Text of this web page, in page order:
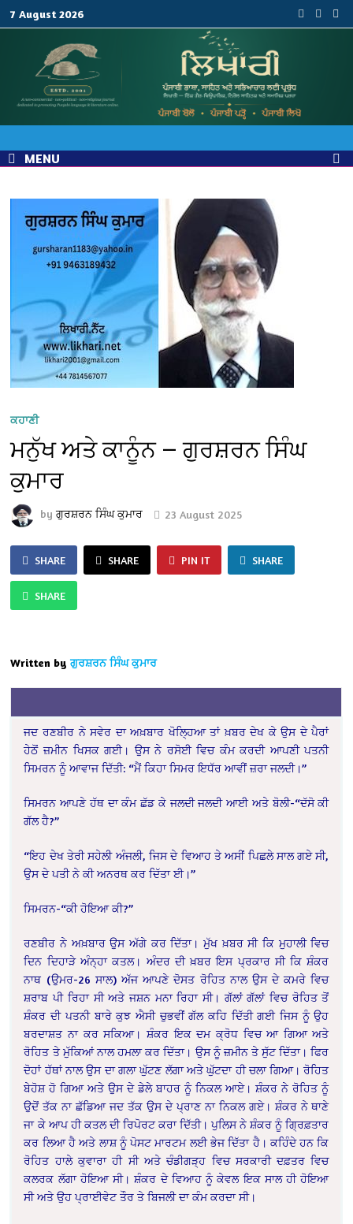
7 August 2026
MENU
ਕਹਾਣੀ
ਮਨੁੱਖ ਅਤੇ ਕਾਨੂੰਨ — ਗੁਰਸ਼ਰਨ ਸਿੰਘ
ਕੁਮਾਰ
byਗੁਰਸ਼ਰਨ ਸਿੰਘ ਕੁਮਾਰ 23 August 2025
SHARE SHARE PIN IT SHARE
SHARE
Written by ਗੁਰਸ਼ਰਨ ਸਿੰਘ ਕੁਮਾਰ
ਜਦ ਰਣਬੀਰ ਨੇ ਸਵੇਰ ਦਾ ਅਖ਼ਬਾਰ ਖੋਲ੍ਹਿਆ ਤਾਂ ਖ਼ਬਰ ਦੇਖ ਕੇ ਉਸ ਦੇ ਪੈਰਾਂ
ਹੇਠੋਂ ਜ਼ਮੀਨ ਖਿਸਕ ਗਈ। ਉਸ ਨੇ ਰਸੋਈ ਵਿਚ ਕੰਮ ਕਰਦੀ ਆਪਣੀ ਪਤਨੀ
ਸਿਮਰਨ ਨੂੰ ਆਵਾਜ ਦਿੱਤੀ: “ਮੈਂ ਕਿਹਾ ਸਿਮਰ ਇਧੱਰ ਆਵੀਂ ਜ਼ਰਾ ਜਲਦੀ।”
ਸਿਮਰਨ ਆਪਣੇ ਹੱਥ ਦਾ ਕੰਮ ਛੱਡ ਕੇ ਜਲਦੀ ਜਲਦੀ ਆਈ ਅਤੇ ਬੋਲੀ-“ਦੱਸੋ ਕੀ
ਗੱਲ ਹੈ?”
“ਇਹ ਦੇਖ ਤੇਰੀ ਸਹੇਲੀ ਅੰਜਲੀ, ਜਿਸ ਦੇ ਵਿਆਹ ਤੇ ਅਸੀਂ ਪਿਛਲੇ ਸਾਲ ਗਏ ਸੀ,
ਉਸ ਦੇ ਪਤੀ ਨੇ ਕੀ ਅਨਰਥ ਕਰ ਦਿੱਤਾ ਈ।”
ਸਿਮਰਨ-“ਕੀ ਹੋਇਆ ਕੀ?”
ਰਣਬੀਰ ਨੇ ਅਖ਼ਬਾਰ ਉਸ ਅੱਗੇ ਕਰ ਦਿੱਤਾ। ਮੁੱਖ ਖ਼ਬਰ ਸੀ ਕਿ ਮੁਹਾਲੀ ਵਿਚ
ਦਿਨ ਦਿਹਾੜੇ ਅੰਨ੍ਹਾ ਕਤਲ। ਅੰਦਰ ਦੀ ਖ਼ਬਰ ਇਸ ਪ੍ਰਕਾਰ ਸੀ ਕਿ ਸ਼ੰਕਰ
ਨਾਥ (ਉਮਰ-26 ਸਾਲ) ਅੱਜ ਆਪਣੇ ਦੋਸਤ ਰੋਹਿਤ ਨਾਲ ਉਸ ਦੇ ਕਮਰੇ ਵਿਚ
ਸ਼ਰਾਬ ਪੀ ਰਿਹਾ ਸੀ ਅਤੇ ਜਸ਼ਨ ਮਨਾ ਰਿਹਾ ਸੀ। ਗੱਲਾਂ ਗੱਲਾਂ ਵਿਚ ਰੋਹਿਤ ਤੋਂ
ਸ਼ੰਕਰ ਦੀ ਪਤਨੀ ਬਾਰੇ ਕੁਝ ਐਸੀ ਚੁਭਵੀਂ ਗੱਲ ਕਹਿ ਦਿੱਤੀ ਗਈ ਜਿਸ ਨੂੰ ਉਹ
ਬਰਦਾਸ਼ਤ ਨਾ ਕਰ ਸਕਿਆ। ਸ਼ੰਕਰ ਇਕ ਦਮ ਕ੍ਰੋਧ ਵਿਚ ਆ ਗਿਆ ਅਤੇ
ਰੋਹਿਤ ਤੇ ਮੁੱਕਿਆਂ ਨਾਲ ਹਮਲਾ ਕਰ ਦਿੱਤਾ। ਉਸ ਨੂੰ ਜ਼ਮੀਨ ਤੇ ਸੁੱਟ ਦਿੱਤਾ। ਫਿਰ
ਦੋਹਾਂ ਹੱਥਾਂ ਨਾਲ ਉਸ ਦਾ ਗਲਾ ਘੁੱਟਣ ਲੱਗਾ ਅਤੇ ਘੁੱਟਦਾ ਹੀ ਚਲਾ ਗਿਆ। ਰੋਹਿਤ
ਬੇਹੋਸ਼ ਹੋ ਗਿਆ ਅਤੇ ਉਸ ਦੇ ਡੇਲੇ ਬਾਹਰ ਨੂੰ ਨਿਕਲ ਆਏ। ਸ਼ੰਕਰ ਨੇ ਰੋਹਿਤ ਨੂੰ
ਉਦੋਂ ਤੱਕ ਨਾ ਛੱਡਿਆ ਜਦ ਤੱਕ ਉਸ ਦੇ ਪ੍ਰਾਣ ਨਾ ਨਿਕਲ ਗਏ। ਸ਼ੰਕਰ ਨੇ ਥਾਣੇ
ਜਾ ਕੇ ਆਪ ਹੀ ਕਤਲ ਦੀ ਰਿਪੋਰਟ ਕਰਾ ਦਿੱਤੀ। ਪੁਲਿਸ ਨੇ ਸ਼ੰਕਰ ਨੂੰ ਗ੍ਰਿਫ਼ਤਾਰ
ਕਰ ਲਿਆ ਹੈ ਅਤੇ ਲਾਸ਼ ਨੂੰ ਪੋਸਟ ਮਾਰਟਮ ਲਈ ਭੇਜ ਦਿੱਤਾ ਹੈ। ਕਹਿੰਦੇ ਹਨ ਕਿ
ਰੋਹਿਤ ਹਾਲੇ ਕੁਵਾਰਾ ਹੀ ਸੀ ਅਤੇ ਚੰਡੀਗੜ੍ਹ ਵਿਚ ਸਰਕਾਰੀ ਦਫ਼ਤਰ ਵਿਚ
ਕਲਰਕ ਲੱਗਾ ਹੋਇਆ ਸੀ। ਸ਼ੰਕਰ ਦੇ ਵਿਆਹ ਨੂੰ ਕੇਵਲ ਇਕ ਸਾਲ ਹੀ ਹੋਇਆ
ਸੀ ਅਤੇ ਉਹ ਪ੍ਰਾਈਵੇਟ ਤੌਰ ਤੇ ਬਿਜਲੀ ਦਾ ਕੰਮ ਕਰਦਾ ਸੀ।